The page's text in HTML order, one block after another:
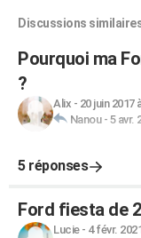
Discussions
Pourquoi ma
?
Alix - 20 juin 2017
Nanou- 5 avr.
5 réponses
Ford fiesta de
Lucie- 4 févr.